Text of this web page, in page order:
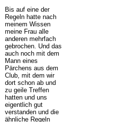
Bis auf eine der
Regeln hatte nach
meinem Wissen
meine Frau alle
anderen mehrfach
gebrochen. Und das
auch noch mit dem
Mann eines
Pärchens aus dem
Club, mit dem wir
dort schon ab und
zu geile Treffen
hatten und uns
eigentlich gut
verstanden und die
ähnliche Regeln